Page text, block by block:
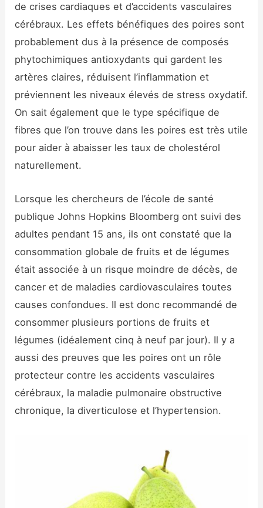
de crises cardiaques et d’accidents vasculaires
cérébraux. Les effets bénéfiques des poires sont
probablement dus à la présence de composés
phytochimiques antioxydants qui gardent les
artères claires, réduisent l’inflammation et
préviennent les niveaux élevés de stress oxydatif.
On sait également que le type spécifique de
fibres que l’on trouve dans les poires est très utile
pour aider à abaisser les taux de cholestérol
naturellement.
Lorsque les chercheurs de l’école de santé
publique Johns Hopkins Bloomberg ont suivi des
adultes pendant 15 ans, ils ont constaté que la
consommation globale de fruits et de légumes
était associée à un risque moindre de décès, de
cancer et de maladies cardiovasculaires toutes
causes confondues. Il est donc recommandé de
consommer plusieurs portions de fruits et
légumes (idéalement cinq à neuf par jour). Il y a
aussi des preuves que les poires ont un rôle
protecteur contre les accidents vasculaires
cérébraux, la maladie pulmonaire obstructive
chronique, la diverticulose et l’hypertension.